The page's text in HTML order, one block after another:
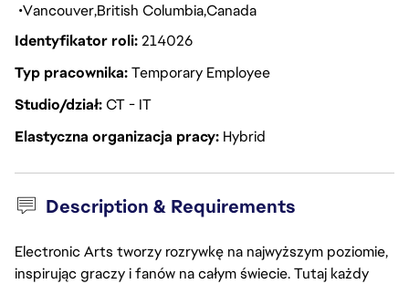
VancouverBritish ColumbiaCanada
Identyfikator roli214026
Typ pracownikaTemporary Employee
Studio/działCT - IT
Elastyczna organizacja pracy Hybrid
Description & Requirements
Electronic Arts tworzy rozrywkę na najwyższym poziomie,
inspirując graczy i fanów na całym świecie. Tutaj każdy